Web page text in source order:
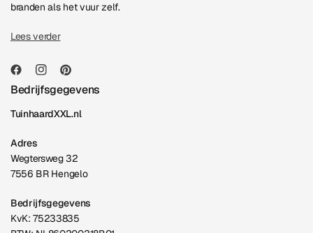
branden als het vuur zelf.
Lees verder
Bedrijfsgegevens
TuinhaardXXL.nl
Adres
Wegtersweg 32
7556 BR Hengelo
Bedrijfsgegevens
KvK: 75233835